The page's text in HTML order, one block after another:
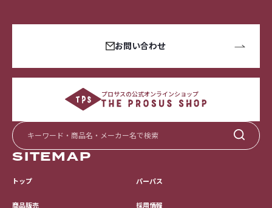
お問い合わせ
プロサスの公式オンラインショップ
SITEMAP
トップ
商品販売
パーパス
採用情報